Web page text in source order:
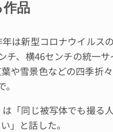
作品
は新型コロナウイルス
チ、横46センチの統一
や雪景色などの四季折
「同じ被写体でも撮る
」と話した。